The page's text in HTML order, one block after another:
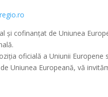
cofinanțat de Uniunea
oficială a Uniunii Europene
Uniunea Europeană, vă